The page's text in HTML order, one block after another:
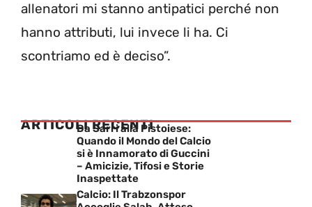
allenatori mi stanno antipatici perché non
hanno attributi, lui invece li ha. Ci
scontriamo ed è deciso”.
ARTICOLI RECENTI
Da Sarri alla Pistoiese:
Quando il Mondo del Calcio
si è Innamorato di Guccini
– Amicizie, Tifosi e Storie
Inaspettate
Calcio: Il Trabzonspor